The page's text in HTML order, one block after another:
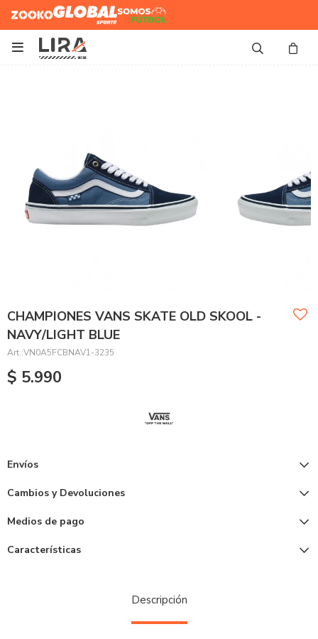
Zooko Global Sports
Somos
Futbol

CHAMPIONES VANS SKATE OLD SKOOL -
NAVY/LIGHT BLUE
VN0A5FCBNAV1-3235
$ 5.990
Envíos
Cambios y Devoluciones
Medios de pago
Características
Descripción